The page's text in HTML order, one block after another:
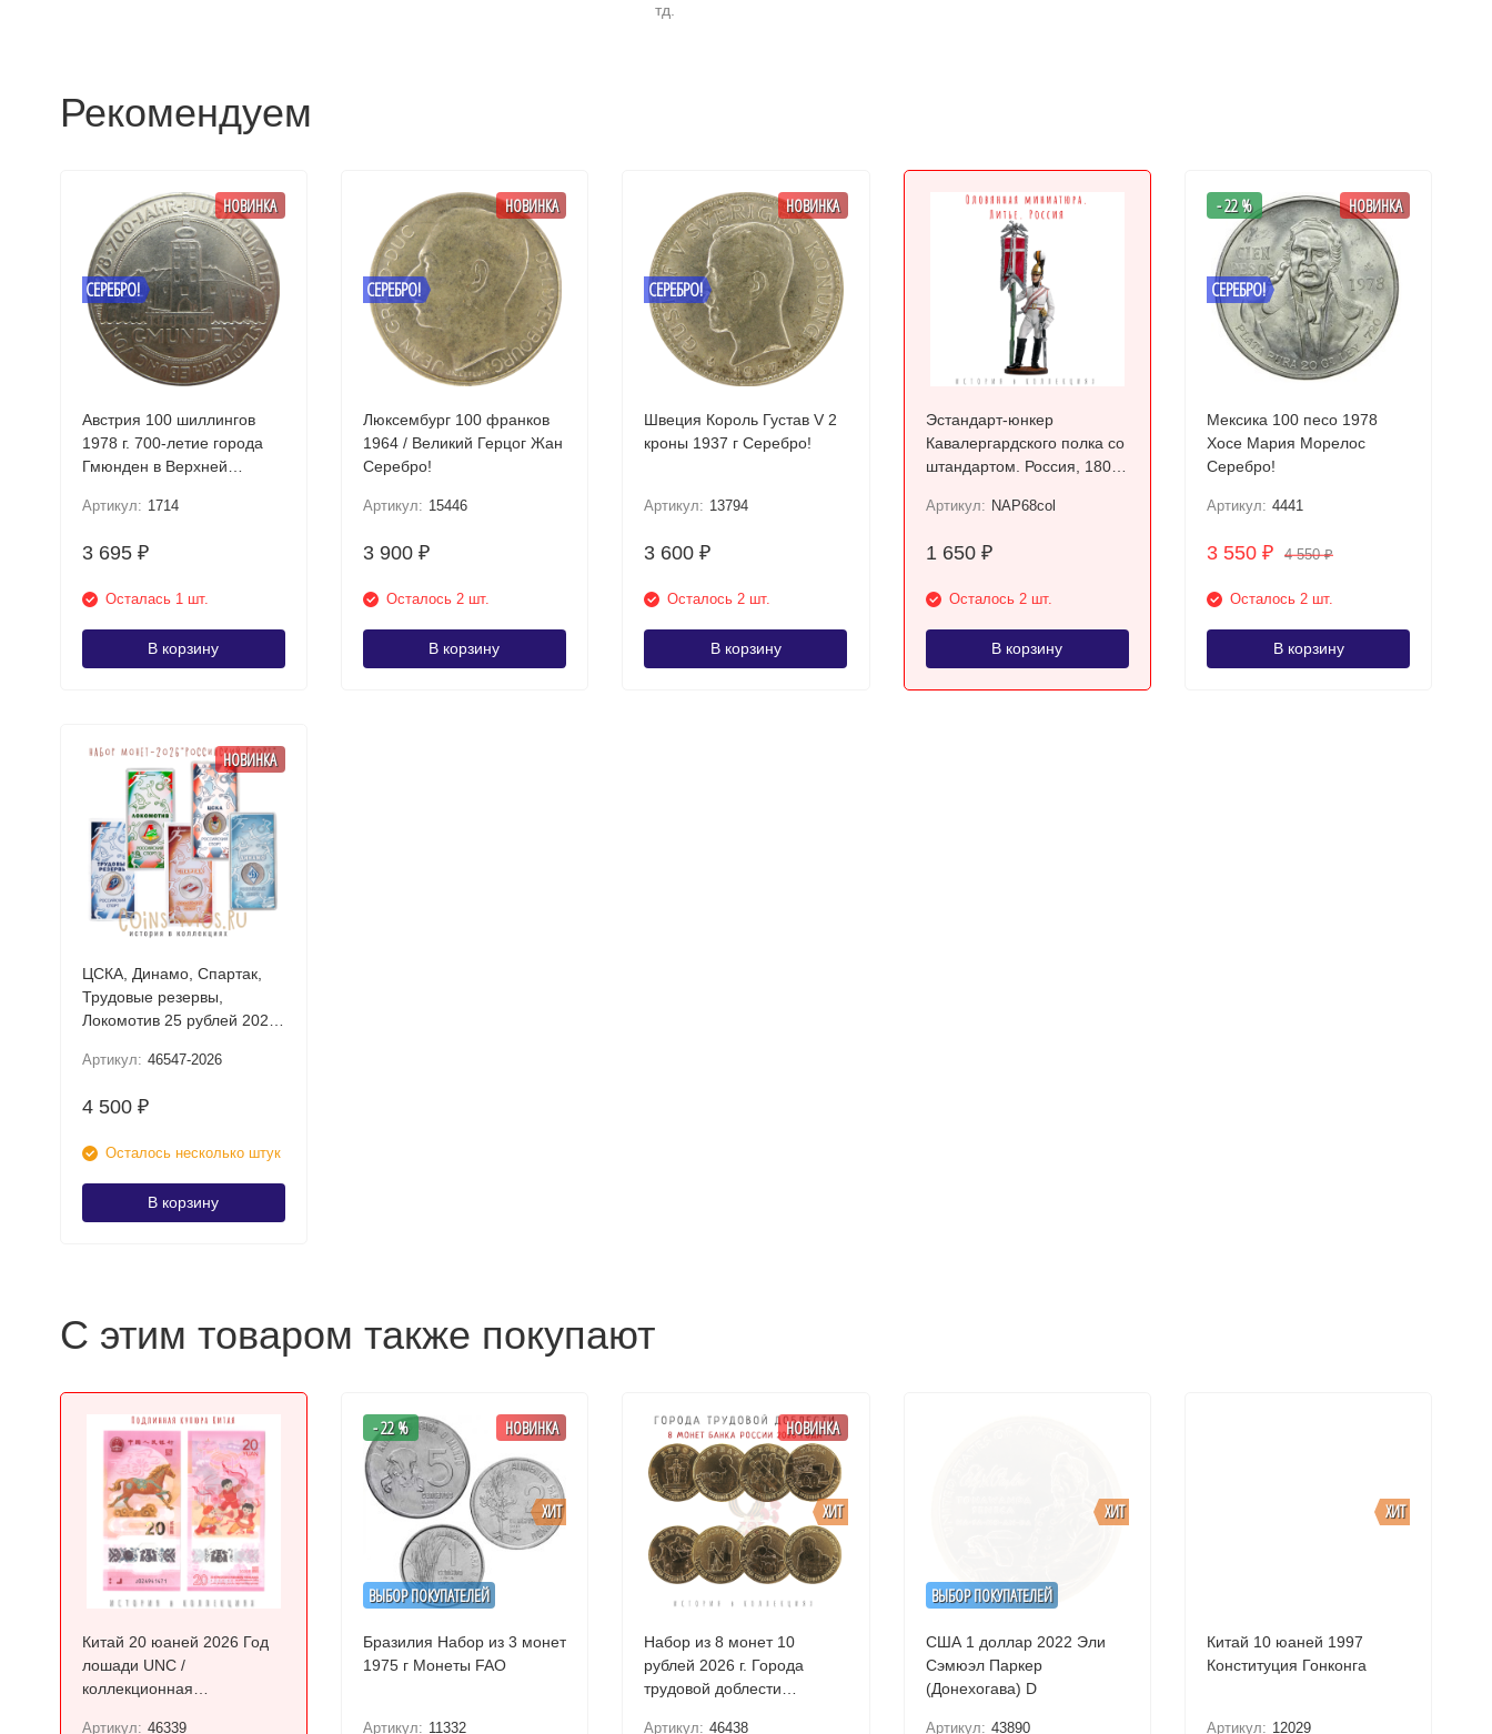
тд.
Рекомендуем
СЕРЕБРО!
НОВИНКА
Австрия 100 шиллингов
1978 г. 700-летие города
Гмюнден в Верхней
Артикул: 1714
3 695 ₽
Осталась 1 шт.
В корзину
СЕРЕБРО!
НОВИНКА
Люксембург 100 франков
1964 / Великий Герцог Жан
Серебро!
Артикул: 15446
3 900 ₽
Осталось 2 шт.
В корзину
СЕРЕБРО!
НОВИНКА
Швеция Король Густав V 2
кроны 1937 г Серебро!
Артикул: 13794
3 600₽
Осталось 2 шт.
В корзину
Эстандарт-юнкер
Кавалергардского полка со
штандартом. Россия, 1805-
солдатик
Артикул: NAP68col
1 650 ₽
Осталось 2 шт.
В корзину
СЕРЕБРО!
- 22 % НОВИНКА
Мексика 100 песо 1978
Хосе Мария Морелос
Серебро!
Артикул: 4441
3 550₽ 4 550₽
Осталось 2 шт.
В корзину
НОВИНКА
ЦСКА, Динамо, Спартак,
Трудовые резервы,
Локомотив 25 рублей 2026
Набор цветных монет в
Артикул: 46547-2026
4 500 ₽
Осталось несколько штук
В корзину
С этим товаром также покупают
Китай 20 юаней 2026 Год
лошади UNC /
коллекционная
Артикул: 46339
ВЫБОР ПОКУПАТЕЛЕЙ
ХИТ
- 22 % НОВИНКА
Бразилия Набор из 3 монет
1975 г Монеты FAO
Артикул: 11332
ХИТ
НОВИНКА
Набор из 8 монет 10
рублей 2026 г. Города
трудовой доблести
Артикул: 46438
ВЫБОР ПОКУПАТЕЛЕЙ
ХИТ
США 1 доллар 2022 Эли
Сэмюэл Паркер
(Донехогава) D
Артикул: 43890
ХИТ
Китай 10 юаней 1997
Конституция Гонконга
Артикул: 12029